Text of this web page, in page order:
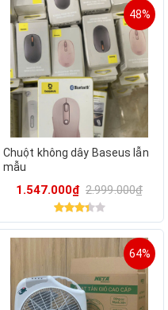
48%
Chuột không dây Baseus lẫn
mẫu
1.547.000₫ 2.999.000₫
64%